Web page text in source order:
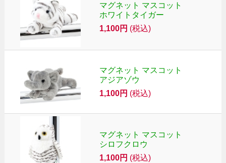
マグネット マスコット
ホワイトタイガー
1,100円 (税込)
マグネット マスコット
アジアゾウ
1,100円 (税込)
マグネット マスコット
シロフクロウ
1,100円 (税込)